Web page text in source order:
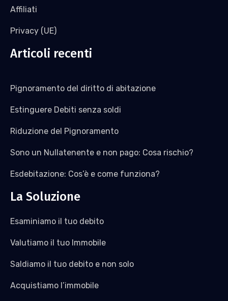
Affiliati
Privacy (UE)
Articoli recenti
Pignoramento del diritto di abitazione
Estinguere Debiti senza soldi
Riduzione del Pignoramento
Sono un Nullatenente e non pago: Cosa rischio?
Esdebitazione: Cos’è e come funziona?
La Soluzione
Esaminiamo il tuo debito
Valutiamo il tuo Immobile
Saldiamo il tuo debito e non solo
Acquistiamo l’immobile